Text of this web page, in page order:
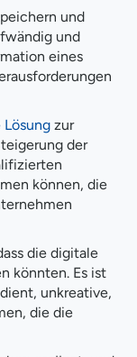
und
und
eines
zur
der
können, die
die digitale
könnten. Es ist
unkreative,
die die